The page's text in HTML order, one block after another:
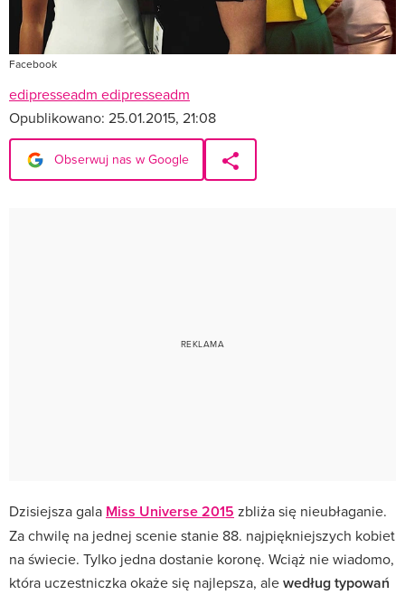
Facebook
edipresseadm edipresseadm
Opublikowano: 25.01.2015, 21:08
Obserwuj nas w Google
Dzisiejsza gala Miss Universe 2015 zbliża się nieubłaganie.
Za chwilę na jednej scenie stanie 88. najpiękniejszych kobiet
na świecie. Tylko jedna dostanie koronę. Wciąż nie wiadomo,
która uczestniczka okaże się najlepsza, alewedług typowań